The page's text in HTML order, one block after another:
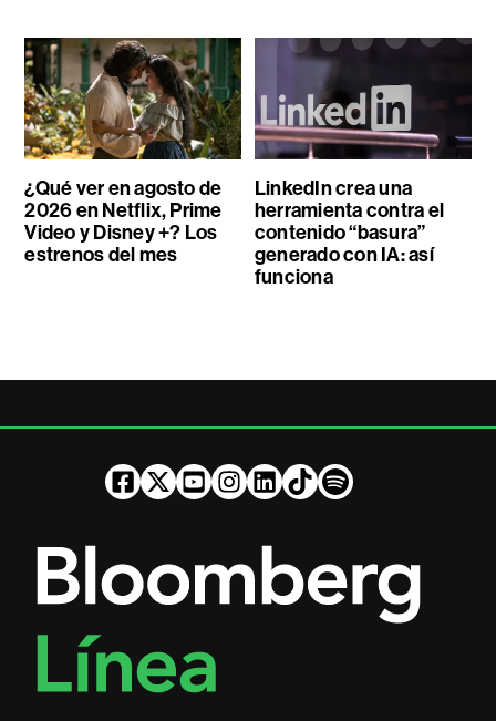
¿Qué ver en agosto de
2026 en Netflix, Prime
Video y Disney +? Los
estrenos del mes
LinkedIn crea una
herramienta contra el
contenido “basura”
generado con IA: así
funciona